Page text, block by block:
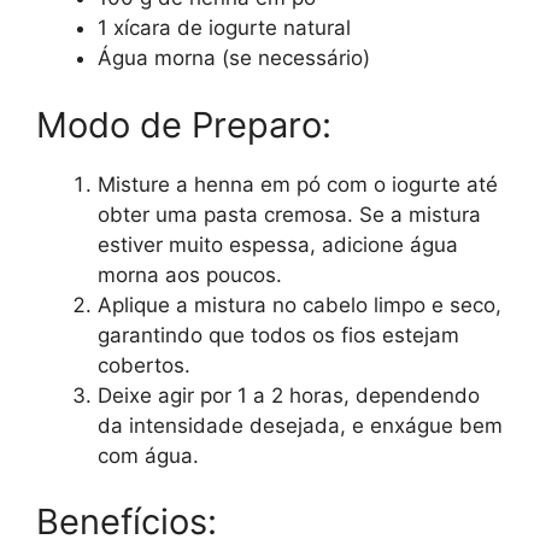
1 xícara de iogurte natural
Água morna (se necessário)
Modo de Preparo:
Misture a henna em pó com o iogurte até
obter uma pasta cremosa. Se a mistura
estiver muito espessa, adicione água
morna aos poucos.
Aplique a mistura no cabelo limpo e seco,
garantindo que todos os fios estejam
cobertos.
Deixe agir por 1 a 2 horas, dependendo
da intensidade desejada, e enxágue bem
com água.
Benefícios: